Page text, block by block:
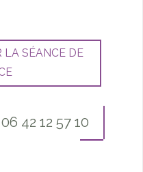
LA SÉANCE DE
42 12 57 10